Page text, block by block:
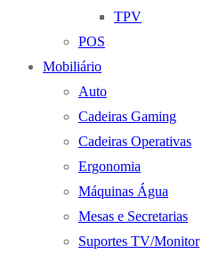
TPV
POS
Mobiliário
Auto
Cadeiras Gaming
Cadeiras Operativas
Ergonomia
Máquinas Água
Mesas e Secretarias
Suportes TV/Monitor